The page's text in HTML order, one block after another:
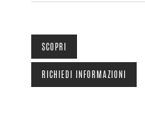
SCOPRI
RICHIEDI INFORMAZIONI